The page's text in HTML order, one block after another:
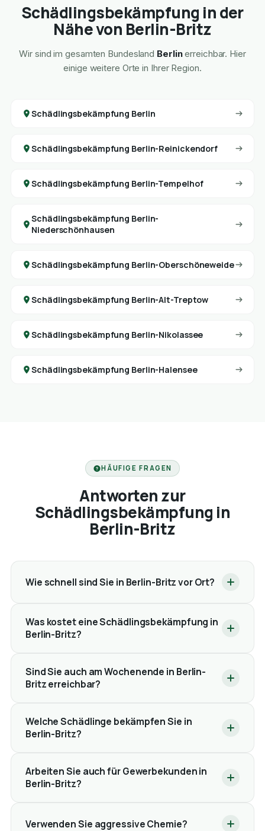
Schädlingsbekämpfung in der
Nähe von Berlin-Britz
Wir sind im gesamten Bundesland Berlinerreichbar. Hier
einige weitere Orte in Ihrer Region.
Schädlingsbekämpfung Berlin
Schädlingsbekämpfung Berlin-Reinickendorf
Schädlingsbekämpfung Berlin-Tempelhof
Schädlingsbekämpfung Berlin-
Niederschönhausen
Schädlingsbekämpfung Berlin-Oberschöneweide
Schädlingsbekämpfung Berlin-Alt-Treptow
Schädlingsbekämpfung Berlin-Nikolassee
Schädlingsbekämpfung Berlin-Halensee
HÄUFIGE FRAGEN
Antworten zur
Schädlingsbekämpfung in
Berlin-Britz
Wie schnell sind Sie in Berlin-Britz vor Ort?
Was kostet eine Schädlingsbekämpfung in
Berlin-Britz?
Sind Sie auch am Wochenende in Berlin-
Britz erreichbar?
Welche Schädlinge bekämpfen Sie in
Berlin-Britz?
Arbeiten Sie auch für Gewerbekunden in
Berlin-Britz?
Verwenden Sie aggressive Chemie?